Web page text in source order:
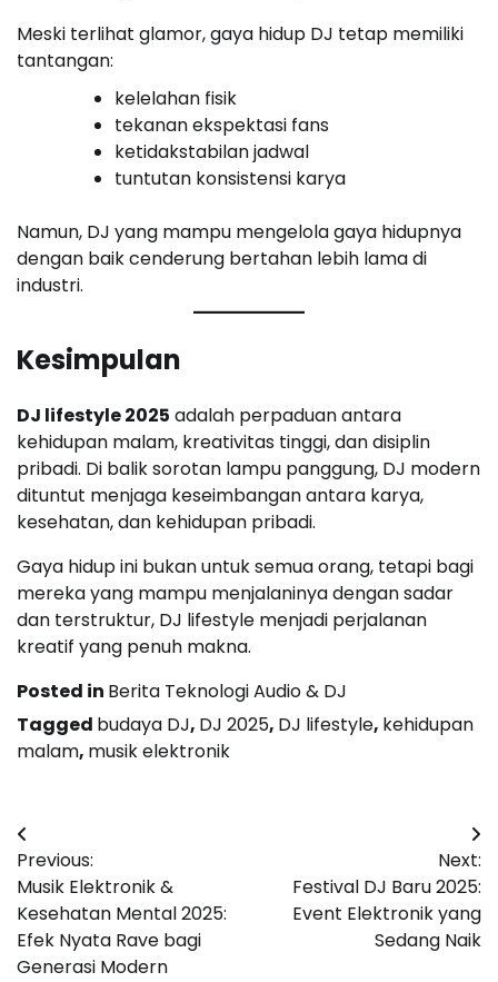
Meski terlihat glamor, gaya hidup DJ tetap memiliki
tantangan:
kelelahan fisik
tekanan ekspektasi fans
ketidakstabilan jadwal
tuntutan konsistensi karya
Namun, DJ yang mampu mengelola gaya hidupnya
dengan baik cenderung bertahan lebih lama di
industri.
Kesimpulan
DJ lifestyle 2025 adalah perpaduan antara
kehidupan malam, kreativitas tinggi, dan disiplin
pribadi. Di balik sorotan lampu panggung, DJ modern
dituntut menjaga keseimbangan antara karya,
kesehatan, dan kehidupan pribadi.
Gaya hidup ini bukan untuk semua orang, tetapi bagi
mereka yang mampu menjalaninya dengan sadar
dan terstruktur, DJ lifestyle menjadi perjalanan
kreatif yang penuh makna.
Posted in Berita Teknologi Audio & DJ
Tagged budaya DJ, DJ 2025, DJ lifestyle, kehidupan
malam, musik elektronik
Post
navigation
Previous:
Musik Elektronik &
Kesehatan Mental 2025:
Efek Nyata Rave bagi
Generasi Modern
Next:
Festival DJ Baru 2025:
Event Elektronik yang
Sedang Naik